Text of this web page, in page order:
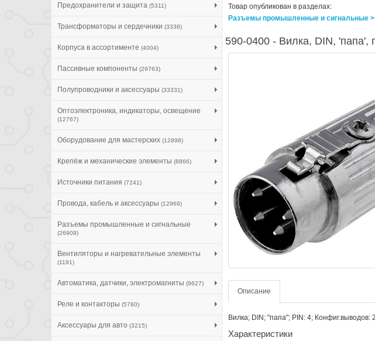
Предохранители и защита (5311)
Трансформаторы и сердечники (3338)
Корпуса в ассортименте (4004)
Пассивные компоненты (29763)
Полупроводники и аксессуары (33331)
Оптоэлектроника, индикаторы, освещение
(12767)
Оборудование для мастерских (12898)
Крепёж и механические элементы (8866)
Источники питания (7241)
Провода, кабель и аксессуары (12969)
Разъемы промышленные и сигнальные
(26909)
Вентиляторы и нагревательные элементы
(1191)
Автоматика, датчики, электромагниты (9627)
Реле и контакторы (5780)
Аксессуары для авто (3215)
Товар опубликован в разделах:
Разъемы промышленные и сигнальные
590-0400 - Вилка, DIN,
Описание
Вилка; DIN; "папа"; PIN: 4; Конфиг.выводов:
Характеристики